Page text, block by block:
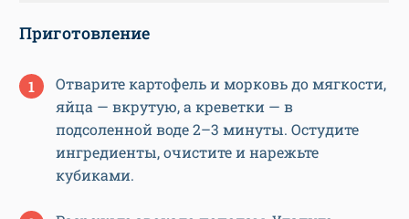
Приготовление
Отварите картофель и морковь до мягкости,
яйца — вкрутую, а креветки — в
подсоленной воде 2–3 минуты. Остудите
ингредиенты, очистите и нарежьте
кубиками.